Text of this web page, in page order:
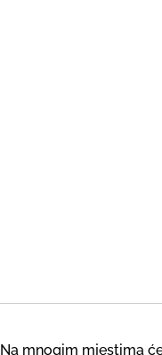
Na mnogim mjestima